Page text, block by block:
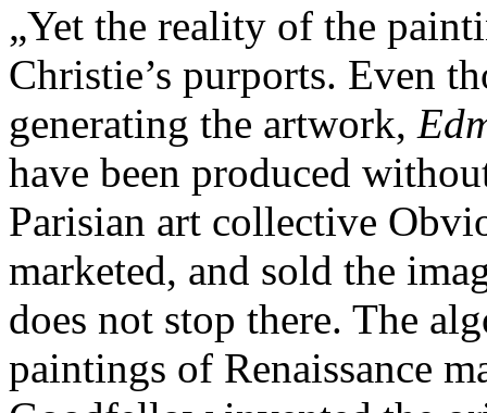
„Yet the reality of the
Christie’s purports. Even
generating the artwork,
have been produced
Parisian art collective
marketed, and sold the
does not stop there. The
paintings of Renaissance